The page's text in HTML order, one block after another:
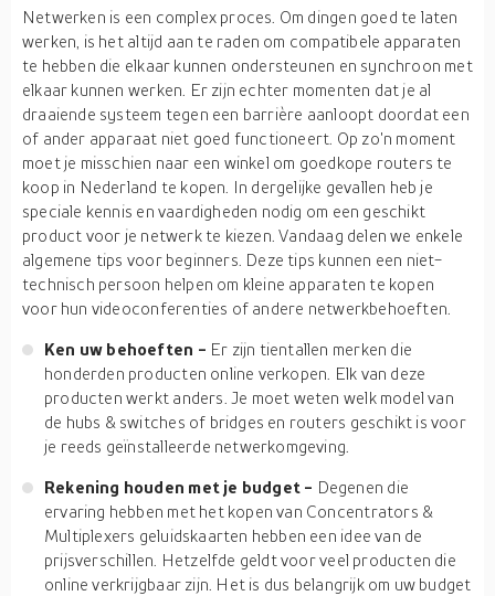
Netwerken is een complex proces. Om dingen goed te laten
werken, is het altijd aan te raden om compatibele apparaten
te hebben die elkaar kunnen ondersteunen en synchroon met
elkaar kunnen werken. Er zijn echter momenten dat je al
draaiende systeem tegen een barrière aanloopt doordat een
of ander apparaat niet goed functioneert. Op zo'n moment
moet je misschien naar een winkel om goedkope routers te
koop in Nederland te kopen. In dergelijke gevallen heb je
speciale kennis en vaardigheden nodig om een geschikt
product voor je netwerk te kiezen. Vandaag delen we enkele
algemene tips voor beginners. Deze tips kunnen een niet-
technisch persoon helpen om kleine apparaten te kopen
voor hun videoconferenties of andere netwerkbehoeften.
Ken uw behoeften - Er zijn tientallen merken die
honderden producten online verkopen. Elk van deze
producten werkt anders. Je moet weten welk model van
de hubs & switches of bridges en routers geschikt is voor
je reeds geïnstalleerde netwerkomgeving.
Rekening houden met je budget - Degenen die
ervaring hebben met het kopen van Concentrators &
Multiplexers geluidskaarten hebben een idee van de
prijsverschillen. Hetzelfde geldt voor veel producten die
online verkrijgbaar zijn. Het is dus belangrijk om uw budget